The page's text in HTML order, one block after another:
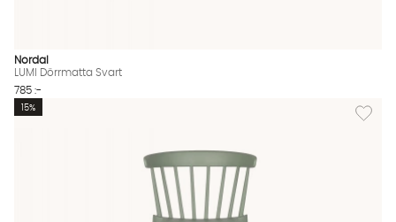
Nordal
LUMI Dörrmatta Svart
785 :-
Lägg
15%